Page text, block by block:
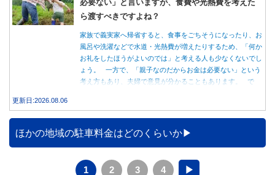
必要ない」と言いますが、食費や光熱費を考えた
ら渡すべきですよね？
家族で義実家へ帰省すると、食事をごちそうになったり、お
風呂や洗濯などで水道・光熱費が増えたりするため、「何か
お礼をしたほうがよいのでは」と考える人も少なくないでし
ょう。 一方で、「親子なのだからお金は必要ない」という
考え方もあり、夫婦で意見が分かることもあります。 で
ます。
更新日:2026.08.06
ほかの地域の駐車料金はどのくらいか
1 2 3 4 ▶